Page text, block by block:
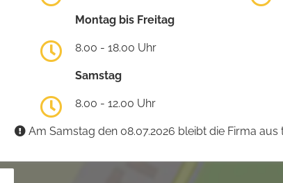
Montag bis Freitag
8.00 - 18.00 Uhr
Samstag
8.00 - 12.00 Uhr
Am Samstag den 08.07.2026 bleibt die Firma